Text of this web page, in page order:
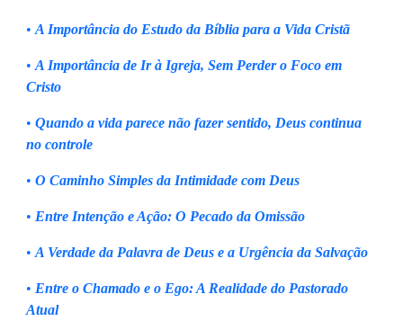
• A Importância do Estudo da Bíblia para a Vida Cristã
• A Importância de Ir à Igreja, Sem Perder o Foco em
Cristo
• Quando a vida parece não fazer sentido, Deus continua
no controle
• O Caminho Simples da Intimidade com Deus
• Entre Intenção e Ação: O Pecado da Omissão
• A Verdade da Palavra de Deus e a Urgência da Salvação
• Entre o Chamado e o Ego: A Realidade do Pastorado
Atual